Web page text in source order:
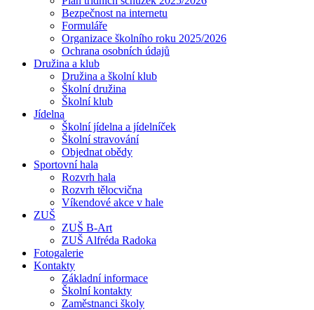
Bezpečnost na internetu
Formuláře
Organizace školního roku 2025/2026
Ochrana osobních údajů
Družina a klub
Družina a školní klub
Školní družina
Školní klub
Jídelna
Školní jídelna a jídelníček
Školní stravování
Objednat obědy
Sportovní hala
Rozvrh hala
Rozvrh tělocvična
Víkendové akce v hale
ZUŠ
ZUŠ B-Art
ZUŠ Alfréda Radoka
Fotogalerie
Kontakty
Základní informace
Školní kontakty
Zaměstnanci školy